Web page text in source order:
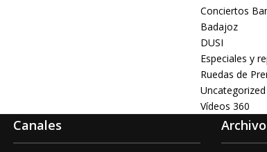
Conciertos
Badajoz
DUSI
Especiales y
Ruedas de
Uncategorized
Vídeos 360
Canales Archivo